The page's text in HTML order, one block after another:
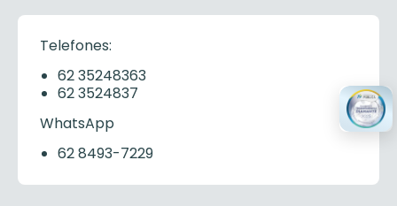
Telefones:
62 35248363
62 3524837
WhatsApp
62 8493-7229